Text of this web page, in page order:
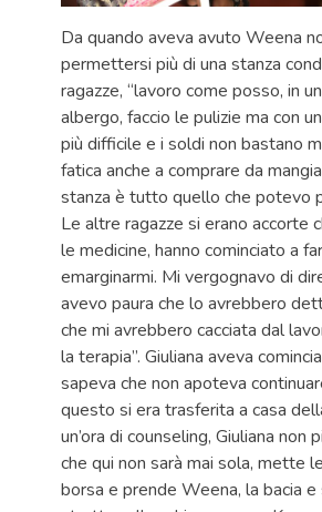
Da quando aveva avuto Weena
permettersi più di una stanza
ragazze, “lavoro come posso, in
albergo, faccio le pulizie ma con
più difficile e i soldi non bastano
fatica anche a comprare da
stanza è tutto quello che potevo
Le altre ragazze si erano accorte
le medicine, hanno cominciato a
emarginarmi. Mi vergognavo di
avevo paura che lo avrebbero
che mi avrebbero cacciata dal
la terapia”. Giuliana aveva
sapeva che non apoteva
questo si era trasferita a casa
un’ora di counseling, Giuliana non
che qui non sarà mai sola, mette
borsa e prende Weena, la bacia